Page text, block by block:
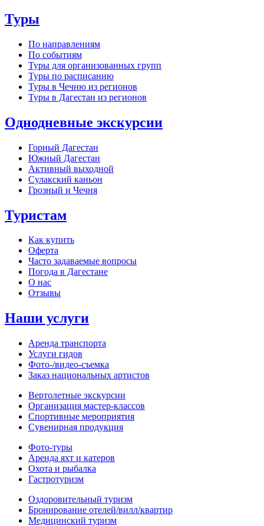
Туры
По направлениям
По событиям
Туры для организованных групп
Туры по расписанию
Туры в Чечню из регионов
Туры в Дагестан из регионов
Однодневные экскурсии
Горный Дагестан
Южный Дагестан
Активный выходной
Сулакский каньон
Грозный и Чечня
Туристам
Как купить
Оферта
Часто задаваемые вопросы
Погода в Дагестане
О нас
Отзывы
Наши услуги
Аренда транспорта
Услуги гидов
Фото-/видео‑съемка
Заказ национальных артистов
Вертолетные экскурсии
Организация мастер‑классов
Спортивные мероприятия
Сувенирная продукция
Фото‑туры
Аренда яхт и катеров
Охота и рыбалка
Гастротуризм
Оздоровительный туризм
Бронирование отелей/вилл/квартир
Медицинский туризм